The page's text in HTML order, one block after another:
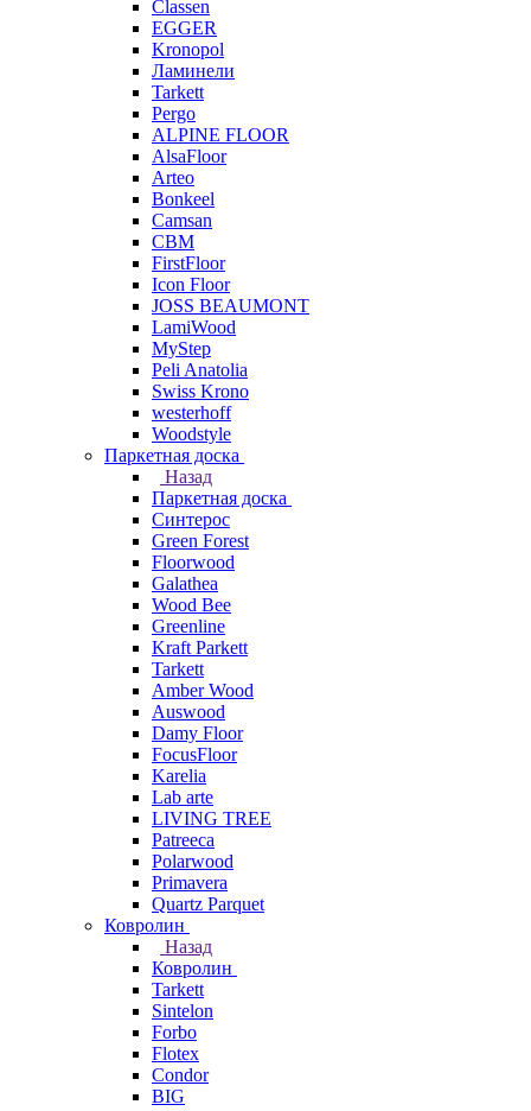
Classen
EGGER
Kronopol
Ламинели
Tarkett
Pergo
ALPINE FLOOR
AlsaFloor
Arteo
Bonkeel
Camsan
CBM
FirstFloor
Icon Floor
JOSS BEAUMONT
LamiWood
MyStep
Peli Anatolia
Swiss Krono
westerhoff
Woodstyle
Паркетная доска
Назад
Паркетная доска
Синтерос
Green Forest
Floorwood
Galathea
Wood Bee
Greenline
Kraft Parkett
Tarkett
Amber Wood
Auswood
Damy Floor
FocusFloor
Karelia
Lab arte
LIVING TREE
Patreeca
Polarwood
Primavera
Quartz Parquet
Ковролин
Назад
Ковролин
Tarkett
Sintelon
Forbo
Flotex
Condor
BIG